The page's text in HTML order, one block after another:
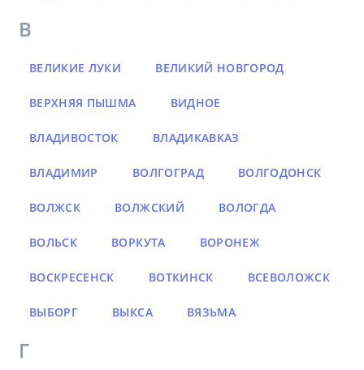
В
ВЕЛИКИЕ ЛУКИ ВЕЛИКИЙ НОВГОРОД
ВЕРХНЯЯ ПЫШМА ВИДНОЕ
ВЛАДИВОСТОК ВЛАДИКАВКАЗ
ВЛАДИМИР ВОЛГОГРАД ВОЛГОДОНСК
ВОЛЖСК ВОЛЖСКИЙ ВОЛОГДА
ВОЛЬСК ВОРКУТА ВОРОНЕЖ
ВОСКРЕСЕНСК ВОТКИНСК ВСЕВОЛОЖСК
ВЫБОРГ ВЫКСА ВЯЗЬМА
Г